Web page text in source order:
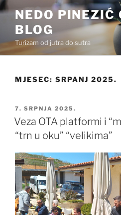
Preskoči
sadržaj
NEDO PINEZIĆ
BLOG
Turizam od jutra do sutra
MJESEC: SRPANJ 2025.
OBJAVLJENO
7. SRPNJA 2025.
Veza OTA platformi i
“trn u oku” “velikima”